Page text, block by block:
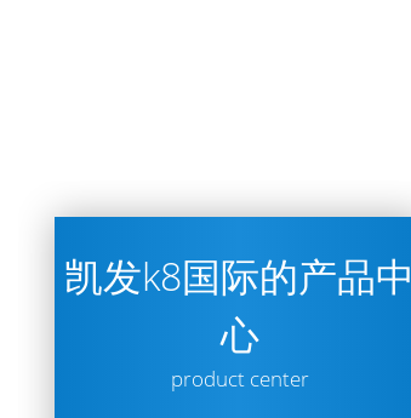
凯发k8国际的产品中
心
product center